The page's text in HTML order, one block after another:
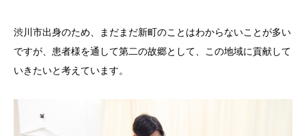
渋川市出身のため、まだまだ新町のことはわからないことが多い
ですが、患者様を通して第二の故郷として、この地域に貢献して
いきたいと考えています。